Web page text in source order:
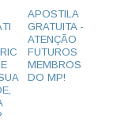
APOSTILA
GRATUITA -
ATENÇÃO
FUTUROS
MEMBROS
DO MP!